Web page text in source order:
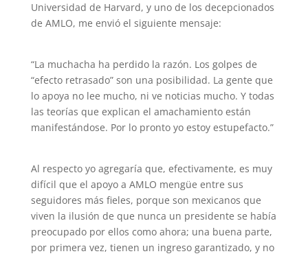
Universidad de Harvard, y uno de los decepcionados
de AMLO, me envió el siguiente mensaje:
“La muchacha ha perdido la razón. Los golpes de
“efecto retrasado” son una posibilidad. La gente que
lo apoya no lee mucho, ni ve noticias mucho. Y todas
las teorías que explican el amachamiento están
manifestándose. Por lo pronto yo estoy estupefacto.”
Al respecto yo agregaría que, efectivamente, es muy
difícil que el apoyo a AMLO mengüe entre sus
seguidores más fieles, porque son mexicanos que
viven la ilusión de que nunca un presidente se había
preocupado por ellos como ahora; una buena parte,
por primera vez, tienen un ingreso garantizado, y no